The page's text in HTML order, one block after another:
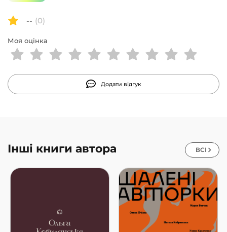
-- (0)
Моя оцінка
Додати відгук
Інші книги автора ВСІ